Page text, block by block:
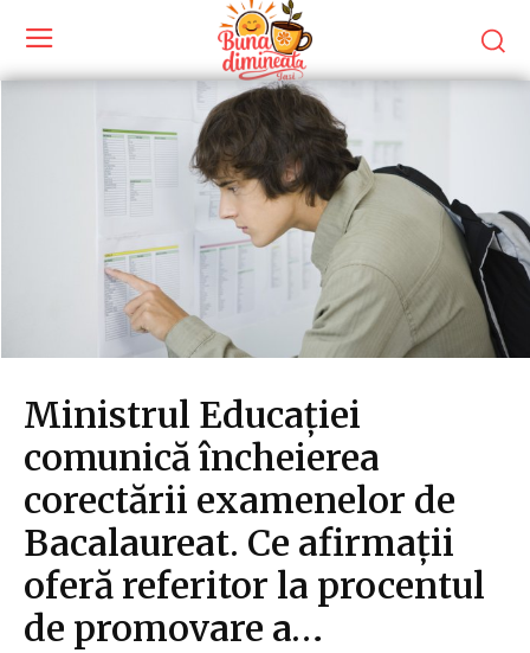
Ministrul Educației
comunică încheierea
corectării examenelor de
Bacalaureat. Ce afirmații
oferă referitor la procentul
de promovare a…